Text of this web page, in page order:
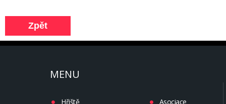
MENU
Hřiště
Asociace